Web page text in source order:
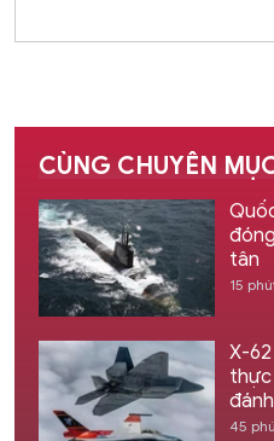
CÙNG CHUYÊN
tân
15
X-
thực
45